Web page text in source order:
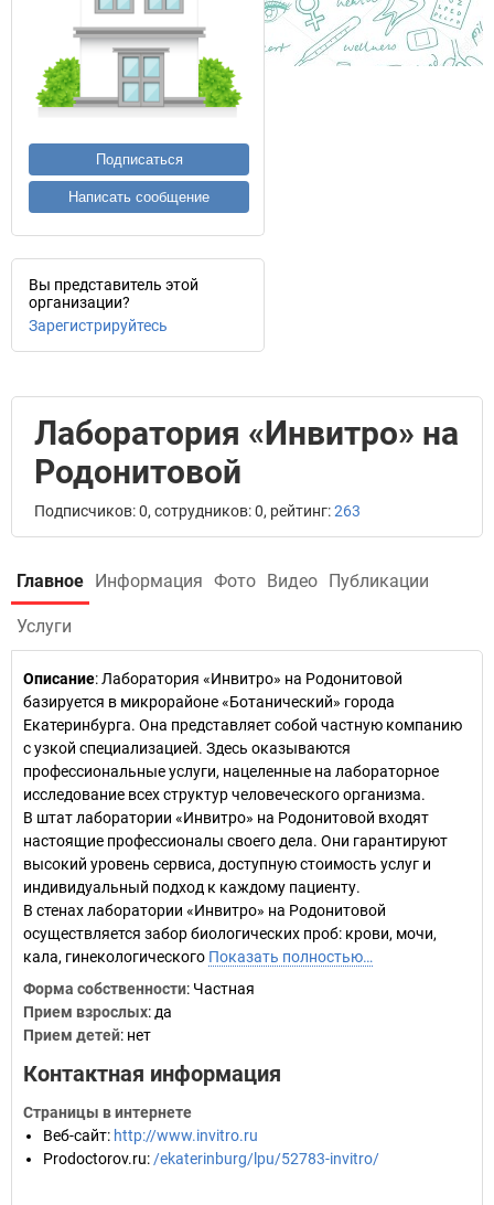
Подписаться
Написать сообщение
Вы представитель этой
организации?
Зарегистрируйтесь
Лаборатория «Инвитро» на
Родонитовой
Подписчиков: 0, сотрудников: 0, рейтинг:263
Главное Информация Фото Видео Публикации
Услуги
Описание: Лаборатория «Инвитро» на Родонитовой
базируется в микрорайоне «Ботанический» города
Екатеринбурга. Она представляет собой частную компанию
с узкой специализацией. Здесь оказываются
профессиональные услуги, нацеленные на лабораторное
исследование всех структур человеческого организма.
В штат лаборатории «Инвитро» на Родонитовой входят
настоящие профессионалы своего дела. Они гарантируют
высокий уровень сервиса, доступную стоимость услуг и
индивидуальный подход к каждому пациенту.
В стенах лаборатории «Инвитро» на Родонитовой
осуществляется забор биологических проб: крови, мочи,
кала, гинекологического Показать полностью…
Форма собственности: Частная
Прием взрослых: да
Прием детей: нет
Контактная информация
Страницы в интернете
Веб-сайт: http://www.invitro.ru
Prodoctorov.ru: /ekaterinburg/lpu/52783-invitro/